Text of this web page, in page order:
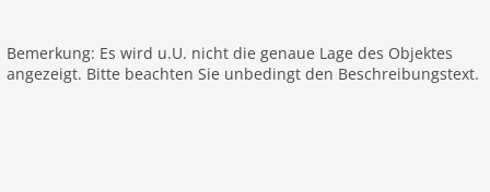
Allgemeines: TV, Esstisch, Kaminofen, Herd, Sitzecke,
Wasserkocher, Dunstabzugshaube, Kaffeemaschine,
Bemerkung: Es wird u.U. nicht die genaue Lage des Objektes
angezeigt. Bitte beachten Sie unbedingt den Beschreibungstext.